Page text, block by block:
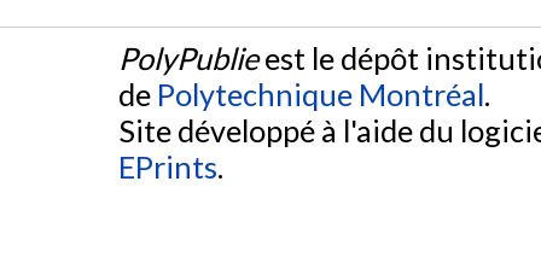
PolyPublieest le dépôt
de Polytechnique Montréal.
Site développé à l'aide du
EPrints.